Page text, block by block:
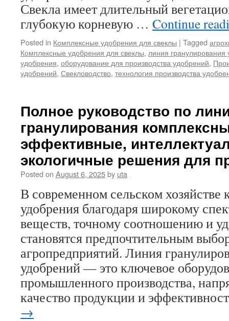
Свекла имеет длительный
глубокую корневую … Continue
Posted in Комплексные удобрения для свеклы | Tagged
Комплексные удобрения для свеклы, линия гранулирования
удобрения, оборудование для производства удобрений,
удобрений, Свекловодство, технология производства
Полное руководство по
гранулирования
эффективные,
экологичные решения для
Posted on August 6, 2025by uta
В современном сельском хозяйстве
удобрения благодаря широкому
веществ, точному соотношению и
становятся предпочтительным
агропредприятий. Линия
удобрений — это ключевое
промышленного производства,
качество продукции и
→